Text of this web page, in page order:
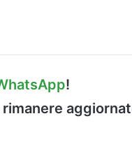
!